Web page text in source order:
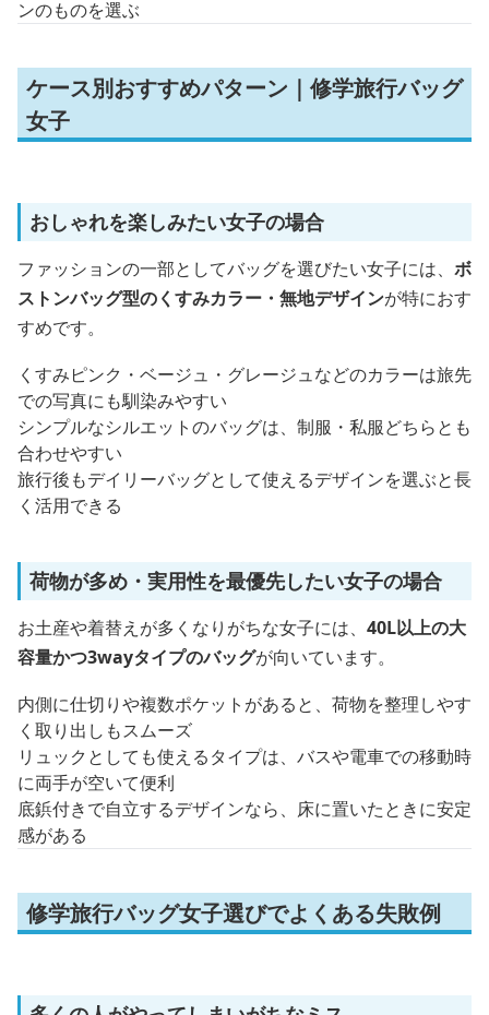
ンのものを選ぶ
ケース別おすすめパターン｜修学旅行バッグ
女子
おしゃれを楽しみたい女子の場合
ファッションの一部としてバッグを選びたい女子には、 ボ
ストンバッグ型のくすみカラー・無地デザインが特におす
すめです。
くすみピンク・ベージュ・グレージュなどのカラーは旅先
での写真にも馴染みやすい
シンプルなシルエットのバッグは、制服・私服どちらとも
合わせやすい
旅行後もデイリーバッグとして使えるデザインを選ぶと長
く活用できる
荷物が多め・実用性を最優先したい女子の場合
お土産や着替えが多くなりがちな女子には、 40L以上の大
容量かつ3wayタイプのバッグが向いています。
内側に仕切りや複数ポケットがあると、荷物を整理しやす
く取り出しもスムーズ
リュックとしても使えるタイプは、バスや電車での移動時
に両手が空いて便利
底鋲付きで自立するデザインなら、床に置いたときに安定
感がある
修学旅行バッグ女子選びでよくある失敗例